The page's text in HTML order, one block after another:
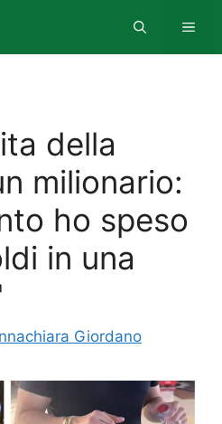
della
milionario:
ho speso
in una
Giordano